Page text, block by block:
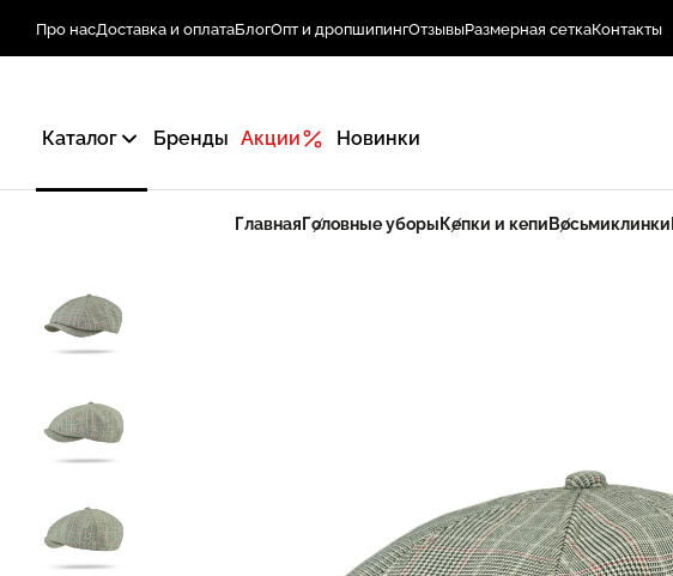
Про насДоставка и оплатаБлогОпт и дропшипингОтзывыРазмерная сеткаКонтакты
Каталог Бренды Акции Новинки
Главная Головные уборы Кепки и кепи Восьмиклинки